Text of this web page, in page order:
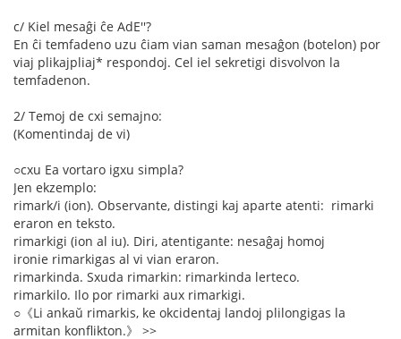
c/ Kiel mesaĝi ĉe AdE''?
En ĉi temfadeno uzu ĉiam vian saman mesaĝon (botelon) por
viaj plikajpliaj* respondoj. Cel iel sekretigi disvolvon la
temfadenon.
2/ Temoj de cxi semajno:
(Komentindaj de vi)
○cxu Ea vortaro igxu simpla?
Jen ekzemplo:
rimark/i (ion). Observante, distingi kaj aparte atenti: rimarki
eraron en teksto.
rimarkigi (ion al iu). Diri, atentigante: nesaĝaj homoj
ironie rimarkigas al vi vian eraron.
rimarkinda. Sxuda rimarkin: rimarkinda lerteco.
rimarkilo. Ilo por rimarki aux rimarkigi.
○《Li ankaŭ rimarkis, ke okcidentaj landoj plilongigas la
armitan konflikton.》 >>